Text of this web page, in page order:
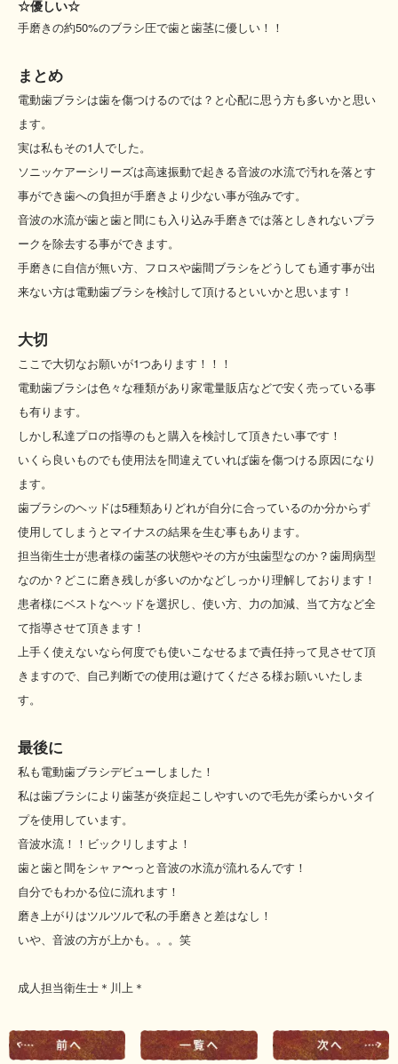
☆優しい☆
手磨きの約50%のブラシ圧で歯と歯茎に優しい！！
まとめ
電動歯ブラシは歯を傷つけるのでは？と心配に思う方も多いかと思い
ます。
実は私もその1人でした。
ソニッケアーシリーズは高速振動で起きる音波の水流で汚れを落とす
事ができ歯への負担が手磨きより少ない事が強みです。
音波の水流が歯と歯と間にも入り込み手磨きでは落としきれないプラ
ークを除去する事ができます。
手磨きに自信が無い方、フロスや歯間ブラシをどうしても通す事が出
来ない方は電動歯ブラシを検討して頂けるといいかと思います！
大切
ここで大切なお願いが1つあります！！！
電動歯ブラシは色々な種類があり家電量販店などで安く売っている事
も有ります。
しかし私達プロの指導のもと購入を検討して頂きたい事です！
いくら良いものでも使用法を間違えていれば歯を傷つける原因になり
ます。
歯ブラシのヘッドは5種類ありどれが自分に合っているのか分からず
使用してしまうとマイナスの結果を生む事もあります。
担当衛生士が患者様の歯茎の状態やその方が虫歯型なのか？歯周病型
なのか？どこに磨き残しが多いのかなどしっかり理解しております！
患者様にベストなヘッドを選択し、使い方、力の加減、当て方など全
て指導させて頂きます！
上手く使えないなら何度でも使いこなせるまで責任持って見させて頂
きますので、自己判断での使用は避けてくださる様お願いいたしま
す。
最後に
私も電動歯ブラシデビューしました！
私は歯ブラシにより歯茎が炎症起こしやすいので毛先が柔らかいタイ
プを使用しています。
音波水流！！ビックリしますよ！
歯と歯と間をシャァ〜っと音波の水流が流れるんです！
自分でもわかる位に流れます！
磨き上がりはツルツルで私の手磨きと差はなし！
いや、音波の方が上かも。。。笑
成人担当衛生士＊川上＊